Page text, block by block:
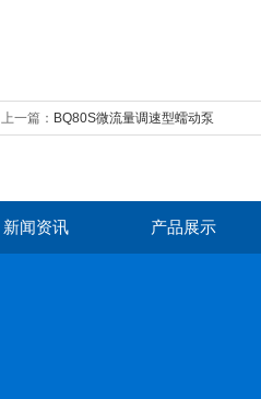
上一篇： BQ80S微流量调速型蠕动泵
新闻资讯 产品展示